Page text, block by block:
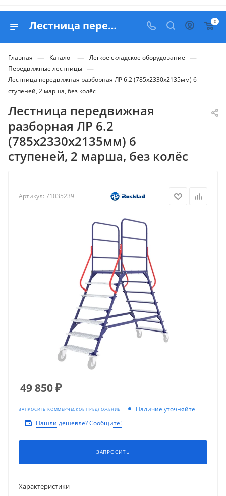
Лестница передвижная разборная ЛР 6.2 (785х2330х2135мм) 6 ступеней, 2 марша, без колёс - продажа в Белапекс 0
Главная — Каталог — Легкое складское оборудование —
Передвижные лестницы —
Лестница передвижная разборная ЛР 6.2 (785х2330х2135мм) 6
ступеней, 2 марша, без колёс
Лестница передвижная
разборная ЛР 6.2
(785х2330х2135мм) 6
ступеней, 2 марша, без колёс
Артикул: 71035239
49 850₽
ЗАПРОСИТЬ КОММЕРЧЕСКОЕ ПРЕДЛОЖЕНИЕ
Наличие уточняйте
Нашли дешевле? Сообщите!
ЗАПРОСИТЬ
Характеристики